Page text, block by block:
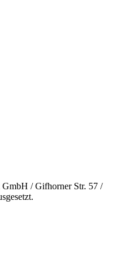
/ Gifhorner Str. 57 /